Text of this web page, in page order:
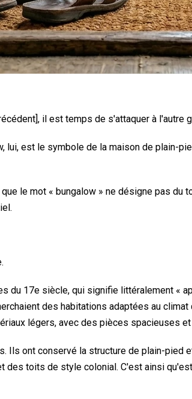
il est temps de s'attaquer à l'autre
est le symbole de la maison de plain-
le mot « bungalow » ne désigne pas
du 17e siècle, qui signifie littéralement «
des habitations adaptées au
légers, avec des pièces spacieuses et
ont conservé la structure de plain-pied
des toits de style colonial. C'est ainsi